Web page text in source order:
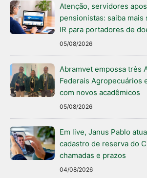
Atenção, servidores
pensionistas: saiba mais
IR para portadores de
05/08/2026
Abramvet empossa três
Federais Agropecuários
com novos acadêmicos
05/08/2026
Em live, Janus Pablo
cadastro de reserva do
chamadas e prazos
04/08/2026